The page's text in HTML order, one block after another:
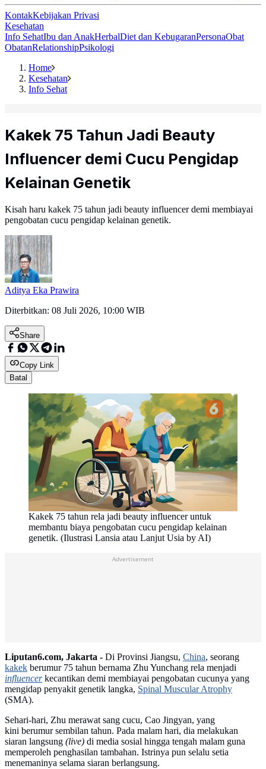
KontakKebijakan Privasi
Kesehatan
Info SehatIbu dan AnakHerbalDiet dan KebugaranPersonaObat
ObatanRelationshipPsikologi
Home
Kesehatan
Info Sehat
Kakek 75 Tahun Jadi Beauty
Influencer demi Cucu Pengidap
Kelainan Genetik
Kisah haru kakek 75 tahun jadi beauty influencer demi membiayai
pengobatan cucu pengidap kelainan genetik.
Aditya Eka Prawira
Diterbitkan: 08 Juli 2026, 10:00 WIB
Share
Copy Link
Batal
Kakek 75 tahun rela jadi beauty influencer untuk
membantu biaya pengobatan cucu pengidap kelainan
genetik. (Ilustrasi Lansia atau Lanjut Usia by AI)
Advertisement
Liputan6.com, Jakarta - Di Provinsi Jiangsu, China, seorang
kakek berumur 75 tahun bernama Zhu Yunchang rela menjadi
influencerkecantikan demi membiayai pengobatan cucunya yang
mengidap penyakit genetik langka, Spinal Muscular Atrophy
(SMA).
Sehari-hari, Zhu merawat sang cucu, Cao Jingyan, yang
kini berumur sembilan tahun. Pada malam hari, dia melakukan
siaran langsung (live) di media sosial hingga tengah malam guna
memperoleh penghasilan tambahan. Istrinya pun selalu setia
menemaninya selama siaran berlangsung.